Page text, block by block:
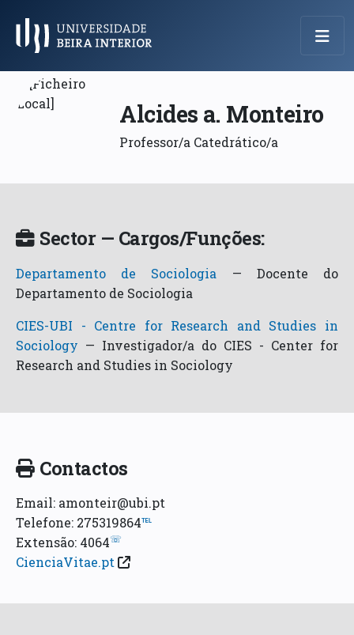
Menu Principal
Alcides a. Monteiro
Professor/a Catedrático/a
Sector — Cargos/Funções:
Departamento de Sociologia — Docente do
Departamento de Sociologia
CIES-UBI - Centre for Research and Studies in
Sociology — Investigador/a do CIES - Center for
Research and Studies in Sociology
Contactos
Email: amonteir@ubi.pt
Telefone: 275319864℡
Extensão: 4064☏
CienciaVitae.pt